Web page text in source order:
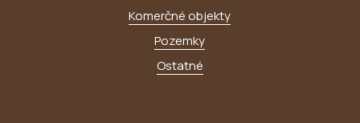
Komerčné objekty
Pozemky
Ostatné